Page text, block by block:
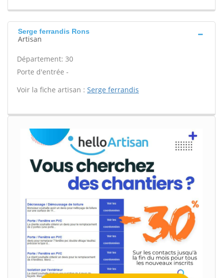
Serge ferrandis Rons
Artisan
Département: 30
Porte d'entrée -
Voir la fiche artisan : Serge ferrandis